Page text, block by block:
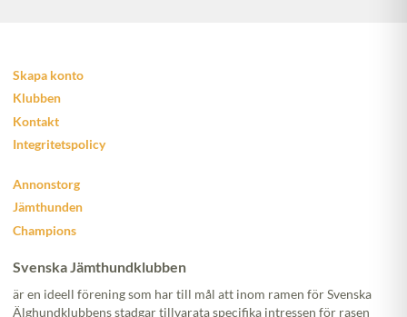
Skapa konto
Klubben
Kontakt
Integritetspolicy
Annonstorg
Jämthunden
Champions
Svenska Jämthundklubben
är en ideell förening som har till mål att inom ramen för Svenska
Älghundklubbens stadgar tillvarata specifika intressen för rasen